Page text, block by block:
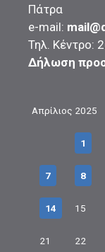
Πάτρα
e-mail:
Τηλ. Κέντρο:
Δήλωση
Απρίλιος 2025
1
7 8
14 15
21 22